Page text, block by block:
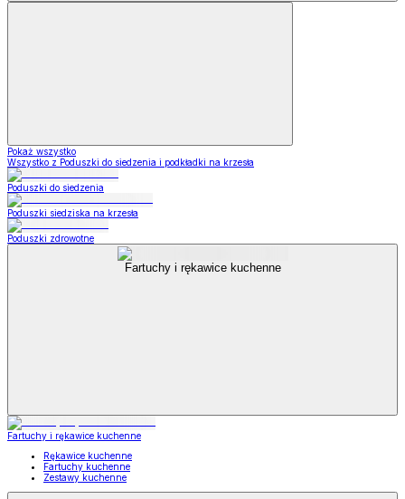
Pokaż wszystko
Wszystko z Poduszki do siedzenia i podkładki na krzesła
Poduszki do siedzenia
Poduszki siedziska na krzesła
Poduszki zdrowotne
Fartuchy i rękawice kuchenne
Fartuchy i rękawice kuchenne
Rękawice kuchenne
Fartuchy kuchenne
Zestawy kuchenne